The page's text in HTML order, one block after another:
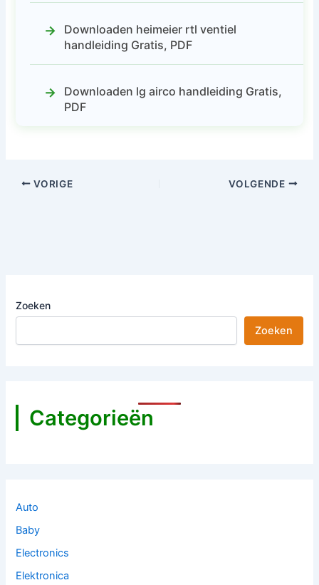
Downloaden heimeier rtl ventiel
handleiding Gratis, PDF
Downloaden lg airco handleiding Gratis,
PDF
VORIGE VOLGENDE
Zoeken
Zoeken
Categorieën
Auto
Baby
Electronics
Elektronica